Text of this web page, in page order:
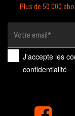
Plus de 50 000
J'accepte les
confidentialité